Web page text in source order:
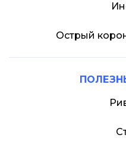
Острый